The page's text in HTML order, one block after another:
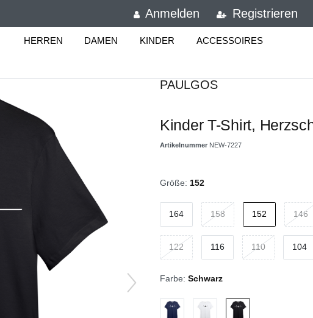
Anmelden Registrieren
HERREN DAMEN KINDER ACCESSOIRES
PAULGOS
Kinder T-Shirt,
Artikelnummer NEW-7227
Größe: 152
164 158 152 146
122 116 110 104
Farbe: Schwarz